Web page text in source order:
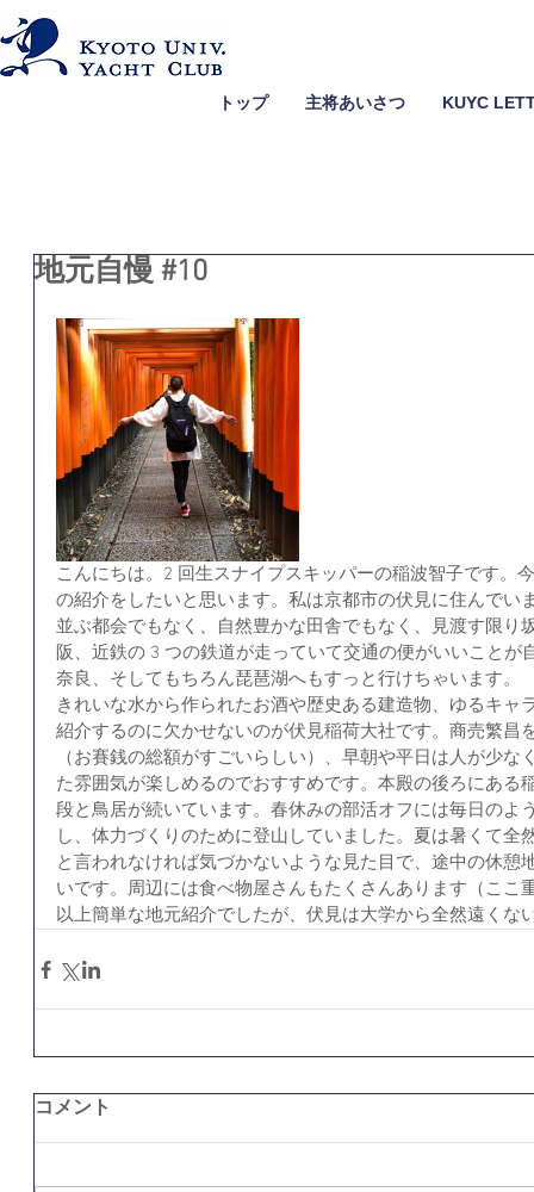
トップ 主将あいさつ KUYC
地元自慢 #10
こんにちは。2 回生スナイプスキッパーの稲波智子です。
の紹介をしたいと思います。私は京都市の伏見に住んでい
並ぶ都会でもなく、自然豊かな田舎でもなく、見渡す限り
阪、近鉄の 3 つの鉄道が走っていて交通の便がいいことが
奈良、そしてもちろん琵琶湖へもすっと行けちゃいます。
きれいな水から作られたお酒や歴史ある建造物、ゆるキャ
紹介するのに欠かせないのが伏見稲荷大社です。商売繁昌
（お賽銭の総額がすごいらしい）、早朝や平日は人が少
た雰囲気が楽しめるのでおすすめです。本殿の後ろにある
段と鳥居が続いています。春休みの部活オフには毎日のよ
し、体力づくりのために登山していました。夏は暑くて全
と言われなければ気づかないような見た目で、途中の休憩
いです。周辺には食べ物屋さんもたくさんあります（ここ
以上簡単な地元紹介でしたが、伏見は大学から全然遠くな
コメント